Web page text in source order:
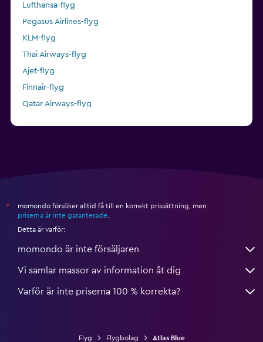
Lufthansa-flyg
Pegasus Airlines-flyg
KLM-flyg
Thai Airways-flyg
Ajet-flyg
Finnair-flyg
Qatar Airways-flyg
*
momondo försöker alltid få till en korrekt prissättning, men
priserna är inte garanterade
Detta är varför:
momondo är inte försäljaren
Vi samlar massor av information åt dig
Varför är inte priserna 100 % korrekta?
Flyg Flygbolag Atlas Blue